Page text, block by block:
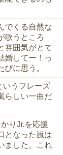
でくる自然な
歌うところ
雰囲気がとて
婚してー！っ
に思う。
いうフレーズ
らしい一曲だ
りJr.を応援
となった嵐は
ました。これ